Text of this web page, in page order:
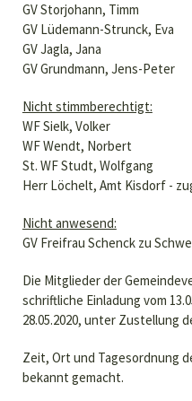
GV Storjohann, Timm
GV Lüdemann-Strunck, Eva
GV Jagla, Jana
GV Grundmann, Jens-Peter
Nicht stimmberechtigt:
WF Sielk, Volker
WF Wendt, Norbert
St. WF Studt, Wolfgang
Herr Löchelt, Amt Kisdorf -
Nicht anwesend:
GV Freifrau Schenck zu
Die Mitglieder der
schriftliche Einladung vom
28.05.2020, unter Zustellung
Zeit, Ort und Tagesordnung
bekannt gemacht.